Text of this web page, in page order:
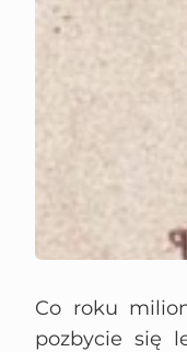
Co roku
pozbycie się